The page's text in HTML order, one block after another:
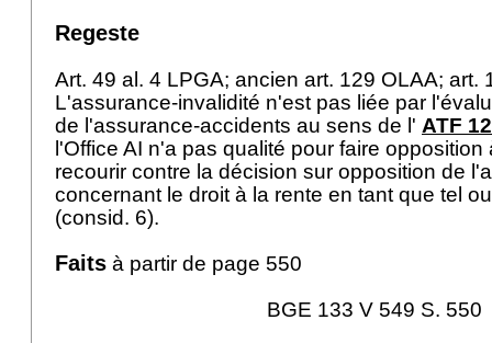
Regeste
Art. 49 al. 4 LPGA; ancien art. 129 OLAA; art.
L'assurance-invalidité n'est pas liée par
de l'assurance-accidents au sens de l' ATF
l'Office AI n'a pas qualité pour faire
recourir contre la décision sur opposition de
concernant le droit à la rente en tant que tel
(consid. 6).
Faits à partir de page 550
BGE 133 V 549 S. 550